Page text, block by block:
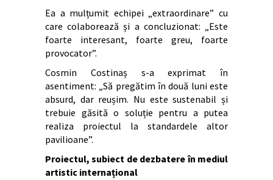
Ea a mulțumit echipei „extraordinare” cu
care colaborează și a concluzionat: „Este
foarte interesant, foarte greu, foarte
provocator”.
Cosmin Costinaș s-a exprimat în
asentiment: „Să pregătim în două luni este
absurd, dar reușim. Nu este sustenabil și
trebuie găsită o soluție pentru a putea
realiza proiectul la standardele altor
pavilioane”.
Proiectul, subiect de dezbatere în mediul
artistic internațional